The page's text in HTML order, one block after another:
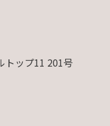
トップ11 201号